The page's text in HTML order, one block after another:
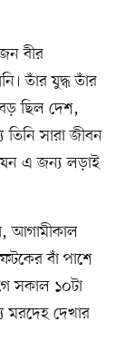
বীর
তাঁর যুদ্ধ তাঁর
বড় ছিল দেশ,
সারা জীবন
এ জন্য লড়াই
আগামীকাল
ফটকের বাঁ পাশে
সকাল ১০টা
মরদেহ দেখার